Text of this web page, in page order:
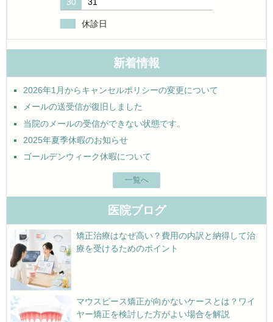
休診日
新着情報
2026年1月からキャンセルポリシーの変更について
メールの送受信が復旧しました
当院のメールの受信ができない状態です。
2025年夏季休暇のお知らせ
ゴールデンウィーク休暇について
一覧へ
医院ブログ
矯正治療はなぜ高い？費用の内訳と納得して治
療を受けるためのポイント
マウスピース矯正が向かないケースとは？ワイ
ヤー矯正を検討した方がよい場合を解説